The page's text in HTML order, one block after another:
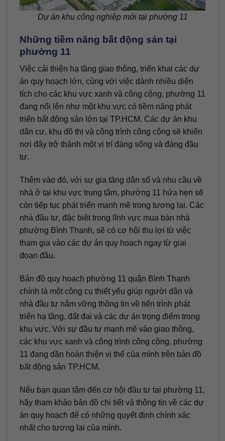
Dự án khu công nghiệp mới tại phường 11
Những tiềm năng bất động sản tại
phường 11
Việc cải thiện hạ tầng giao thông, triển khai các dự
án quy hoạch lớn, cùng với việc dành nhiều diện
tích cho các khu vực xanh và công cộng, phường 11
đang nổi lên như một khu vực có tiềm năng phát
triển bất động sản lớn tại TP.HCM. Các dự án khu
dân cư, khu đô thị và công trình công cộng sẽ khiến
nơi đây trở thành một vị trí đáng sống và đáng đầu
tư.
Thêm vào đó, với sự gia tăng dân số và nhu cầu về
nhà ở tại khu vực trung tâm, phường 11 hứa hẹn sẽ
còn tiếp tục phát triển mạnh mẽ trong tương lai. Các
nhà đầu tư, đặc biệt trong lĩnh vực mua bán nhà
phường Bình Thạnh, sẽ có cơ hội thu lợi từ việc
tham gia vào các dự án quy hoạch ngay từ giai
đoạn đầu.
Bản đồ quy hoạch phường 11 quận Bình Thạnh
chính là một công cụ thiết yếu giúp người dân và
nhà đầu tư nắm vững thông tin về tiến trình phát
triển hạ tầng, đất đai và các dự án trọng điểm trong
khu vực. Với sự đầu tư mạnh mẽ vào giao thông,
các khu vực xanh và công trình công cộng, phường
11 đang dần hoàn thiện vị thế của mình trên bản đồ
bất động sản TP.HCM.
Nếu bạn quan tâm đến cơ hội đầu tư tại phường 11,
hãy tham khảo bản đồ chi tiết và thông tin về các dự
án quy hoạch để có những quyết định chính xác
nhất cho tương lai của mình.